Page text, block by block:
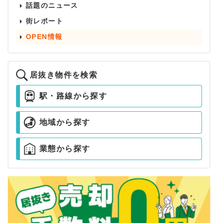
話題のニュース
街レポート
OPEN情報
居抜き物件を検索
駅・路線から探す
地域から探す
業態から探す